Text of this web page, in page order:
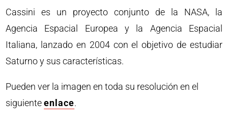
Cassini es un proyecto conjunto de la NASA, la
Agencia Espacial Europea y la Agencia Espacial
Italiana, lanzado en 2004 con el objetivo de estudiar
Saturno y sus características.
Pueden ver la imagen en toda su resolución en el
siguienteenlace.